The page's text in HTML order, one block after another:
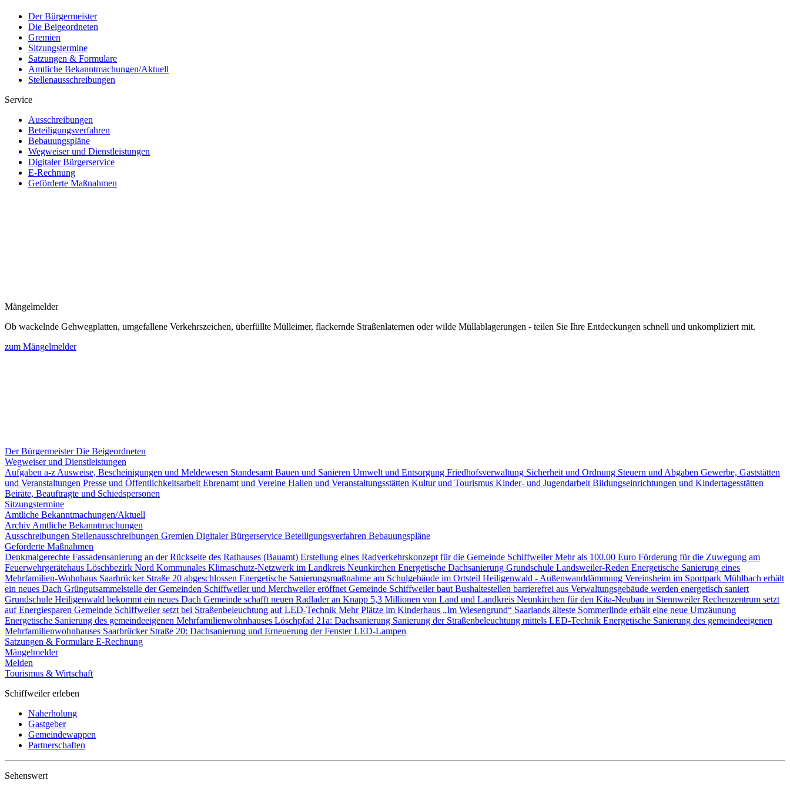
Der Bürgermeister
Die Beigeordneten
Gremien
Sitzungstermine
Satzungen & Formulare
Amtliche Bekanntmachungen/Aktuell
Stellenausschreibungen
Service
Ausschreibungen
Beteiligungsverfahren
Bebauungspläne
Wegweiser und Dienstleistungen
Digitaler Bürgerservice
E-Rechnung
Geförderte Maßnahmen
Mängelmelder
Ob wackelnde Gehwegplatten, umgefallene Verkehrszeichen, überfüllte Mülleimer, flackernde Straßenlaternen oder wilde Müllablagerungen - teilen Sie Ihre Entdeckungen schnell und unkompliziert mit.
zum Mängelmelder
Der BürgermeisterDie Beigeordneten
Wegweiser und Dienstleistungen
Aufgaben a-z Ausweise, Bescheinigungen und Meldewesen Standesamt Bauen und Sanieren Umwelt und Entsorgung Friedhofsverwaltung Sicherheit und Ordnung Steuern und Abgaben Gewerbe, Gaststätten
und Veranstaltungen Presse und Öffentlichkeitsarbeit Ehrenamt und Vereine Hallen und Veranstaltungsstätten Kultur und Tourismus Kinder- und Jugendarbeit Bildungseinrichtungen und Kindertagesstätten
Beiräte, Beauftragte und Schiedspersonen
Sitzungstermine
Amtliche Bekanntmachungen/Aktuell
Archiv Amtliche Bekanntmachungen
Ausschreibungen Stellenausschreibungen Gremien Digitaler Bürgerservice Beteiligungsverfahren Bebauungspläne
Geförderte Maßnahmen
Denkmalgerechte Fassadensanierung an der Rückseite des Rathauses (Bauamt) Erstellung eines Radverkehrskonzept für die Gemeinde SchiffweilerMehr als 100.00 Euro Förderung für die Zuwegung am
Feuerwehrgerätehaus Löschbezirk Nord Kommunales Klimaschutz-Netzwerk im Landkreis Neunkirchen Energetische Dachsanierung Grundschule Landsweiler-Reden Energetische Sanierung eines
Mehrfamilien-Wohnhaus Saarbrücker Straße 20 abgeschlossen Energetische Sanierungsmaßnahme am Schulgebäude im Ortsteil Heiligenwald - Außenwanddämmung Vereinsheim im Sportpark Mühlbach erhält
ein neues Dach Grüngutsammelstelle der Gemeinden Schiffweiler und Merchweiler eröffnet Gemeinde Schiffweiler baut Bushaltestellen barrierefrei aus Verwaltungsgebäude werden energetisch saniert
Grundschule Heiligenwald bekommt ein neues Dach Gemeinde schafft neuen Radlader an Knapp 5,3 Millionen von Land und Landkreis Neunkirchen für den Kita-Neubau in StennweilerRechenzentrum setzt
auf Energiesparen Gemeinde Schiffweiler setzt bei Straßenbeleuchtung auf LED-Technik Mehr Plätze im Kinderhaus „Im Wiesengrund“ Saarlands älteste Sommerlinde erhält eine neue Umzäunung
Energetische Sanierung des gemeindeeigenen Mehrfamilienwohnhauses Löschpfad 21a: Dachsanierung Sanierung der Straßenbeleuchtung mittels LED-Technik Energetische Sanierung des gemeindeeigenen
Mehrfamilienwohnhauses Saarbrücker Straße 20: Dachsanierung und Erneuerung der FensterLED-Lampen
Satzungen & Formulare E-Rechnung
Mängelmelder
Melden
Tourismus & Wirtschaft
Schiffweiler erleben
Naherholung
Gastgeber
Gemeindewappen
Partnerschaften
Sehenswert